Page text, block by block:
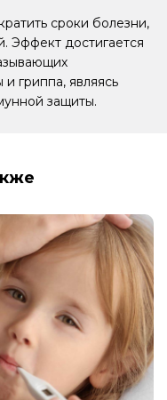
сроки болезни,
Эффект достигается
гриппа, являясь
защиты.